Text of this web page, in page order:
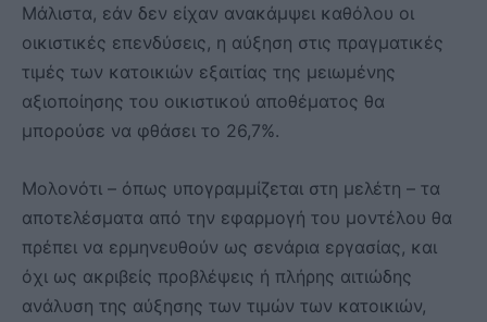
Μάλιστα, εάν δεν είχαν ανακάμψει καθόλου οι
οικιστικές επενδύσεις, η αύξηση στις πραγματικές
τιμές των κατοικιών εξαιτίας της μειωμένης
αξιοποίησης του οικιστικού αποθέματος θα
μπορούσε να φθάσει το 26,7%.
Μολονότι – όπως υπογραμμίζεται στη μελέτη – τα
αποτελέσματα από την εφαρμογή του μοντέλου θα
πρέπει να ερμηνευθούν ως σενάρια εργασίας, και
όχι ως ακριβείς προβλέψεις ή πλήρης αιτιώδης
ανάλυση της αύξησης των τιμών των κατοικιών,